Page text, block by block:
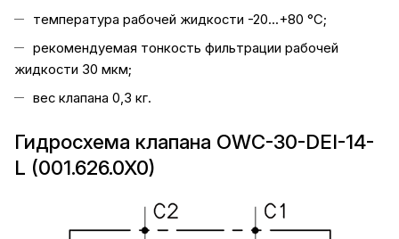
температура рабочей жидкости -20...+80 °C;
рекомендуемая тонкость фильтрации рабочей
жидкости 30 мкм;
вес клапана 0,3 кг.
Гидросхема клапана OWC-30-DEI-14-
L (001.626.0X0)